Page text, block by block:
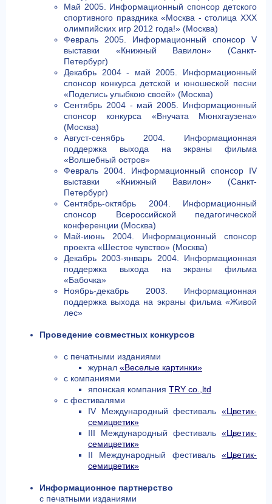
Май 2005. Информационный спонсор детского
спортивного праздника «Москва - столица XXX
олимпийских игр 2012 года!» (Москва)
Февраль 2005. Информационный спонсор V
выставки «Книжный Вавилон» (Санкт-
Петербург)
Декабрь 2004 - май 2005. Информационный
спонсор конкурса детской и юношеской песни
«Поделись улыбкою своей» (Москва)
Сентябрь 2004 - май 2005. Информационный
спонсор конкурса «Внучата Мюнхгаузена»
(Москва)
Август-сенябрь 2004. Информационная
поддержка выхода на экраны фильма
«Волшебный остров»
Февраль 2004. Информационный спонсор IV
выставки «Книжный Вавилон» (Санкт-
Петербург)
Сентябрь-октябрь 2004. Информационный
спонсор Всероссийской педагогической
конференции (Москва)
Май-июнь 2004. Информационный спонсор
проекта «Шестое чувство» (Москва)
Декабрь 2003-январь 2004. Информационная
поддержка выхода на экраны фильма
«Бабочка»
Ноябрь-декабрь 2003. Информационная
поддержка выхода на экраны фильма «Живой
лес»
Проведение совместных конкурсов
с печатными изданиями
журнал «Веселые картинки»
с компаниями
японская компания TRY co.,ltd
c фестивалями
IV Международный фестиваль «Цветик-
семицветик»
III Международный фестиваль «Цветик-
семицветик»
II Международный фестиваль «Цветик-
семицветик»
Информационное партнерство
с печатными изданиями